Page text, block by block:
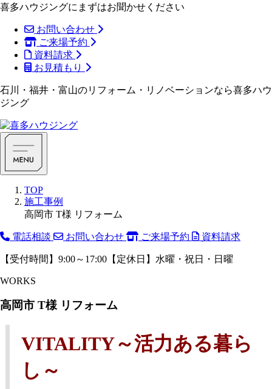
喜多ハウジングにまずはお聞かせください
お問い合わせ
ご来場予約
資料請求
お見積もり
石川・福井・富山のリフォーム・リノベーションなら喜多ハウ
ジング
TOP
施工事例
高岡市 T様 リフォーム
電話相談 お問い合わせ ご来場予約 資料請求
【受付時間】9:00～17:00【定休日】水曜・祝日・日曜
WORKS
高岡市 T様 リフォーム
VITALITY～活力ある暮ら
し～